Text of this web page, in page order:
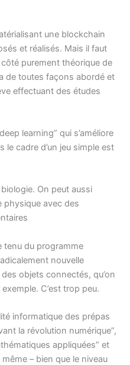
une blockchain
et réalisés. Mais il faut
purement théorique de
de toutes façons abordé et
effectuant des études
learning” qui s’améliore
cadre d’un jeu simple est
On peut aussi
physique avec des
tenu du programme
nouvelle
objets connectés, qu’on
C’est trop peu.
informatique des prépas
la révolution numérique”,
appliquées” et
– bien que le niveau